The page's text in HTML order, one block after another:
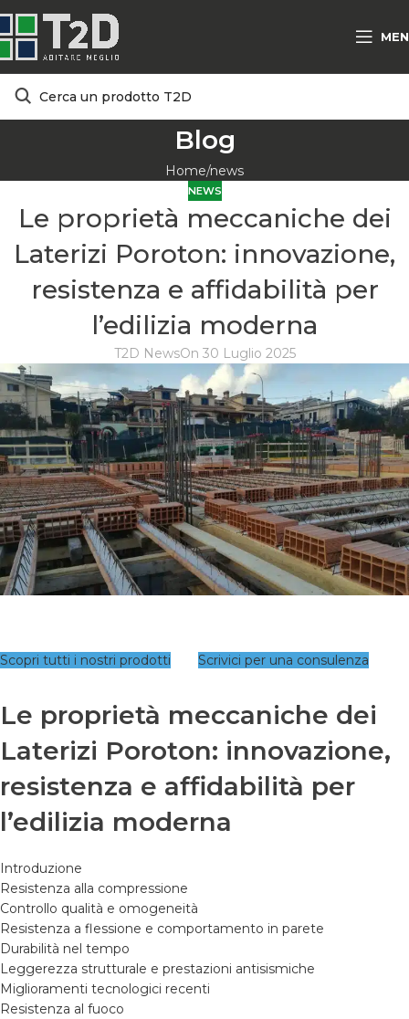
Blog
Home news
NEWS
Le proprietà meccaniche dei
Laterizi Poroton: innovazione,
resistenza e affidabilità per
l’edilizia moderna
T2D NewsOn 30 Luglio 2025
Scopri tutti i nostri prodotti Scrivici per una consulenza
Le proprietà meccaniche dei
Laterizi Poroton: innovazione,
resistenza e affidabilità per
l’edilizia moderna
Introduzione
Resistenza alla compressione
Controllo qualità e omogeneità
Resistenza a flessione e comportamento in parete
Durabilità nel tempo
Leggerezza strutturale e prestazioni antisismiche
Miglioramenti tecnologici recenti
Resistenza al fuoco